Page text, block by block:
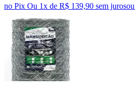
no Pix Ou 1x de R$ 139,90 sem jurosou